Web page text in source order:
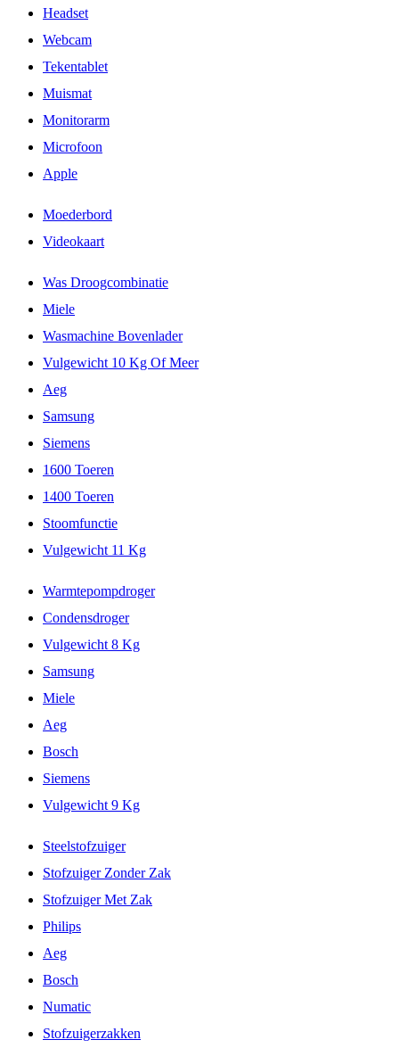
Headset
Webcam
Tekentablet
Muismat
Monitorarm
Microfoon
Apple
Moederbord
Videokaart
Was Droogcombinatie
Miele
Wasmachine Bovenlader
Vulgewicht 10 Kg Of Meer
Aeg
Samsung
Siemens
1600 Toeren
1400 Toeren
Stoomfunctie
Vulgewicht 11 Kg
Warmtepompdroger
Condensdroger
Vulgewicht 8 Kg
Samsung
Miele
Aeg
Bosch
Siemens
Vulgewicht 9 Kg
Steelstofzuiger
Stofzuiger Zonder Zak
Stofzuiger Met Zak
Philips
Aeg
Bosch
Numatic
Stofzuigerzakken